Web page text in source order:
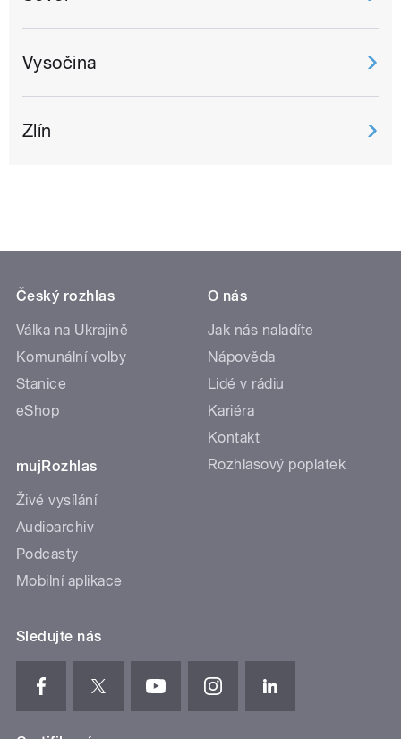
Vysočina
Zlín
Český rozhlas
Válka na Ukrajině
Komunální volby
Stanice
eShop
mujRozhlas
Živé vysílání
Audioarchiv
Podcasty
Mobilní aplikace
O nás
Jak nás naladíte
Nápověda
Lidé v rádiu
Kariéra
Kontakt
Rozhlasový poplatek
Sledujte nás